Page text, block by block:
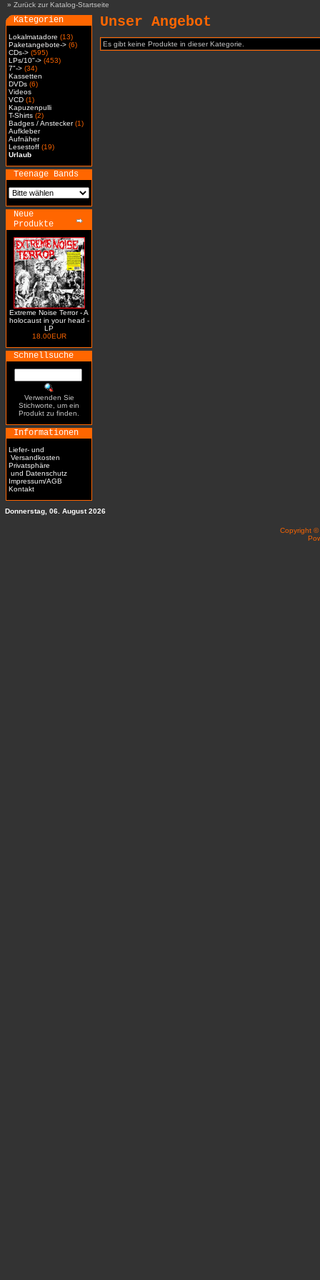
» Zurück zur Katalog-Startseite
Kategorien
Lokalmatadore (13)
Paketangebote-> (6)
CDs-> (595)
LPs/10"-> (453)
7"-> (34)
Kassetten
DVDs (6)
Videos
VCD (1)
Kapuzenpulli
T-Shirts (2)
Badges / Anstecker(1)
Aufkleber
Aufnäher
Lesestoff (19)
Urlaub
Teenage Bands
Neue
Produkte
Extreme Noise Terror - A
holocaust in your head -
LP
18.00EUR
Schnellsuche
Verwenden Sie
Stichworte, um ein
Produkt zu finden.
Informationen
Liefer- und
Versandkosten
Privatsphäre
und Datenschutz
Impressum/AGB
Kontakt
Unser Angebot
Es gibt keine Produkte in dieser Kategorie.
Donnerstag, 06. August 2026
Copyright